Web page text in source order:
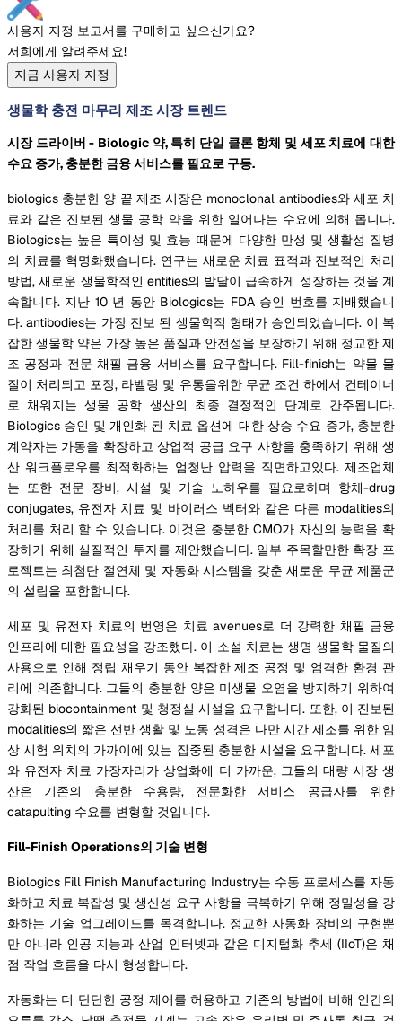
사용자 지정 보고서를 구매하고 싶으신가요?
저희에게 알려주세요!
지금 사용자 지정
생물학 충전 마무리 제조 시장 트렌드
시장 드라이버 - Biologic 약, 특히 단일 클론 항체 및 세포 치료에 대한
수요 증가, 충분한 금융 서비스를 필요로 구동.
biologics 충분한 양 끝 제조 시장은 monoclonal antibodies와 세포 치
료와 같은 진보된 생물 공학 약을 위한 일어나는 수요에 의해 몹니다.
Biologics는 높은 특이성 및 효능 때문에 다양한 만성 및 생활성 질병
의 치료를 혁명화했습니다. 연구는 새로운 치료 표적과 진보적인 처리
방법, 새로운 생물학적인 entities의 발달이 급속하게 성장하는 것을 계
속합니다. 지난 10 년 동안 Biologics는 FDA 승인 번호를 지배했습니
다. antibodies는 가장 진보 된 생물학적 형태가 승인되었습니다. 이 복
잡한 생물학 약은 가장 높은 품질과 안전성을 보장하기 위해 정교한 제
조 공정과 전문 채필 금융 서비스를 요구합니다. Fill-finish는 약물 물
질이 처리되고 포장, 라벨링 및 유통을위한 무균 조건 하에서 컨테이너
로 채워지는 생물 공학 생산의 최종 결정적인 단계로 간주됩니다.
Biologics 승인 및 개인화 된 치료 옵션에 대한 상승 수요 증가, 충분한
계약자는 가동을 확장하고 상업적 공급 요구 사항을 충족하기 위해 생
산 워크플로우를 최적화하는 엄청난 압력을 직면하고있다. 제조업체
는 또한 전문 장비, 시설 및 기술 노하우를 필요로하며 항체-drug
conjugates, 유전자 치료 및 바이러스 벡터와 같은 다른 modalities의
처리를 처리 할 수 있습니다. 이것은 충분한 CMO가 자신의 능력을 확
장하기 위해 실질적인 투자를 제안했습니다. 일부 주목할만한 확장 프
로젝트는 최첨단 절연체 및 자동화 시스템을 갖춘 새로운 무균 제품군
의 설립을 포함합니다.
세포 및 유전자 치료의 번영은 치료 avenues로 더 강력한 채필 금융
인프라에 대한 필요성을 강조했다. 이 소설 치료는 생명 생물학 물질의
사용으로 인해 정립 채우기 동안 복잡한 제조 공정 및 엄격한 환경 관
리에 의존합니다. 그들의 충분한 양은 미생물 오염을 방지하기 위하여
강화된 biocontainment 및 청정실 시설을 요구합니다. 또한, 이 진보된
modalities의 짧은 선반 생활 및 노동 성격은 다만 시간 제조를 위한 임
상 시험 위치의 가까이에 있는 집중된 충분한 시설을 요구합니다. 세포
와 유전자 치료 가장자리가 상업화에 더 가까운, 그들의 대량 시장 생
산은 기존의 충분한 수용량, 전문화한 서비스 공급자를 위한
catapulting 수요를 변형할 것입니다.
Fill-Finish Operations의 기술 변형
Biologics Fill Finish Manufacturing Industry는 수동 프로세스를 자동
화하고 치료 복잡성 및 생산성 요구 사항을 극복하기 위해 정밀성을 강
화하는 기술 업그레이드를 목격합니다. 정교한 자동화 장비의 구현뿐
만 아니라 인공 지능과 산업 인터넷과 같은 디지털화 추세 (IIoT)은 채
점 작업 흐름을 다시 형성합니다.
자동화는 더 단단한 공정 제어를 허용하고 기존의 방법에 비해 인간의